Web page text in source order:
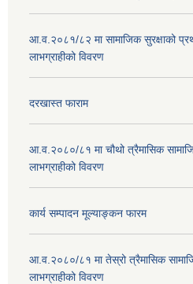
आ.व.२०८१/८२ मा सामाजिक सुरक्षाको
लाभग्राहीको विवरण
दरखास्त फाराम
आ.व.२०८०/८१ मा चौथो त्रैमासिक
लाभग्राहीको विवरण
कार्य सम्पादन मूल्याङ्कन फारम
आ.व.२०८०/८१ मा तेस्रो त्रैमासिक
लाभग्राहीको विवरण